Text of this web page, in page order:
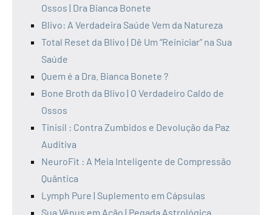
Ossos | Dra Bianca Bonete
Blivo: A Verdadeira Saúde Vem da Natureza
Total Reset da Blivo | Dê Um “Reiniciar” na Sua
Saúde
Quem é a Dra. Bianca Bonete ?
Bone Broth da Blivo | O Verdadeiro Caldo de
Ossos
Tinisil : Contra Zumbidos e Devolução da Paz
Auditiva
NeuroFit : A Meia Inteligente de Compressão
Quântica
Lymph Pure | Suplemento em Cápsulas
Sua Vênus em Ação | Pegada Astrológica